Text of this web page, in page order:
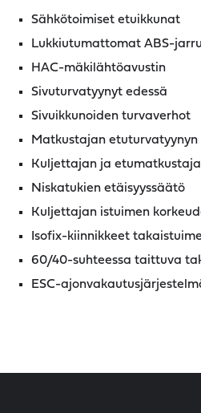
Sähkötoimiset etuikkunat
Lukkiutumattomat ABS-
HAC-mäkilähtöavustin
Sivuturvatyynyt edessä
Sivuikkunoiden turvaverhot
Matkustajan etuturvatyynyn
Kuljettajan ja
Niskatukien etäisyyssäätö
Kuljettajan istuimen
Isofix-kiinnikkeet
60/40-suhteessa taittuva
ESC-